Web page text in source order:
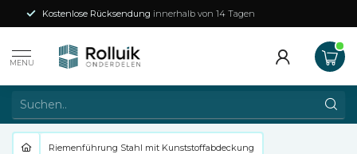
Kostenlose Rücksendung innerhalb von 14 Tagen
MENU
Riemenführung Stahl mit Kunststoffabdeckung